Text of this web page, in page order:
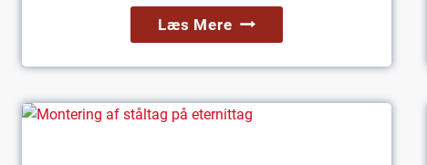
Læs MereRødt
Hus
Med
Sort
Tag: